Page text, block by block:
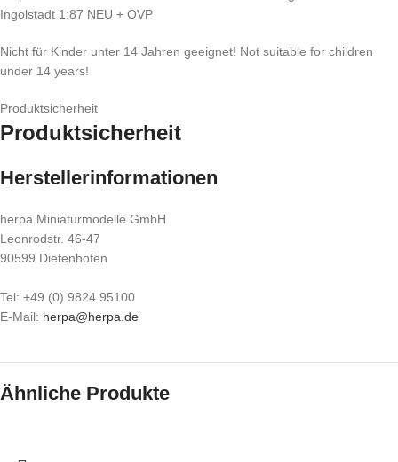
Ingolstadt 1:87 NEU + OVP
Nicht für Kinder unter 14 Jahren geeignet! Not suitable for children
under 14 years!
Produktsicherheit
Produktsicherheit
Herstellerinformationen
herpa Miniaturmodelle GmbH
Leonrodstr. 46-47
90599 Dietenhofen
Tel: +49 (0) 9824 95100
E-Mail: herpa@herpa.de
Ähnliche Produkte